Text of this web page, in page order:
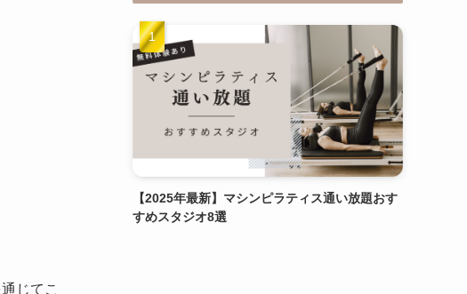
じてこ
【2025年最新】マシンピラティス通い放題おす
すめスタジオ8選